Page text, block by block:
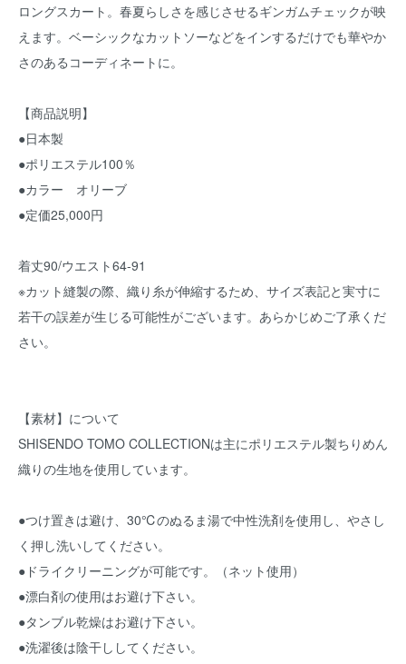
ロングスカート。春夏らしさを感じさせるギンガムチェックが映
えます。ベーシックなカットソーなどをインするだけでも華やか
さのあるコーディネートに。
【商品説明】
●日本製
●ポリエステル100％
●カラー オリーブ
●定価25,000円
着丈90/ウエスト64-91
※カット縫製の際、織り糸が伸縮するため、サイズ表記と実寸に
若干の誤差が生じる可能性がございます。あらかじめご了承くだ
さい。
【素材】について
SHISENDO TOMO COLLECTIONは主にポリエステル製ちりめん
織りの生地を使用しています。
●つけ置きは避け、30℃のぬるま湯で中性洗剤を使用し、やさし
く押し洗いしてください。
●ドライクリーニングが可能です。（ネット使用）
●漂白剤の使用はお避け下さい。
●タンブル乾燥はお避け下さい。
●洗濯後は陰干ししてください。